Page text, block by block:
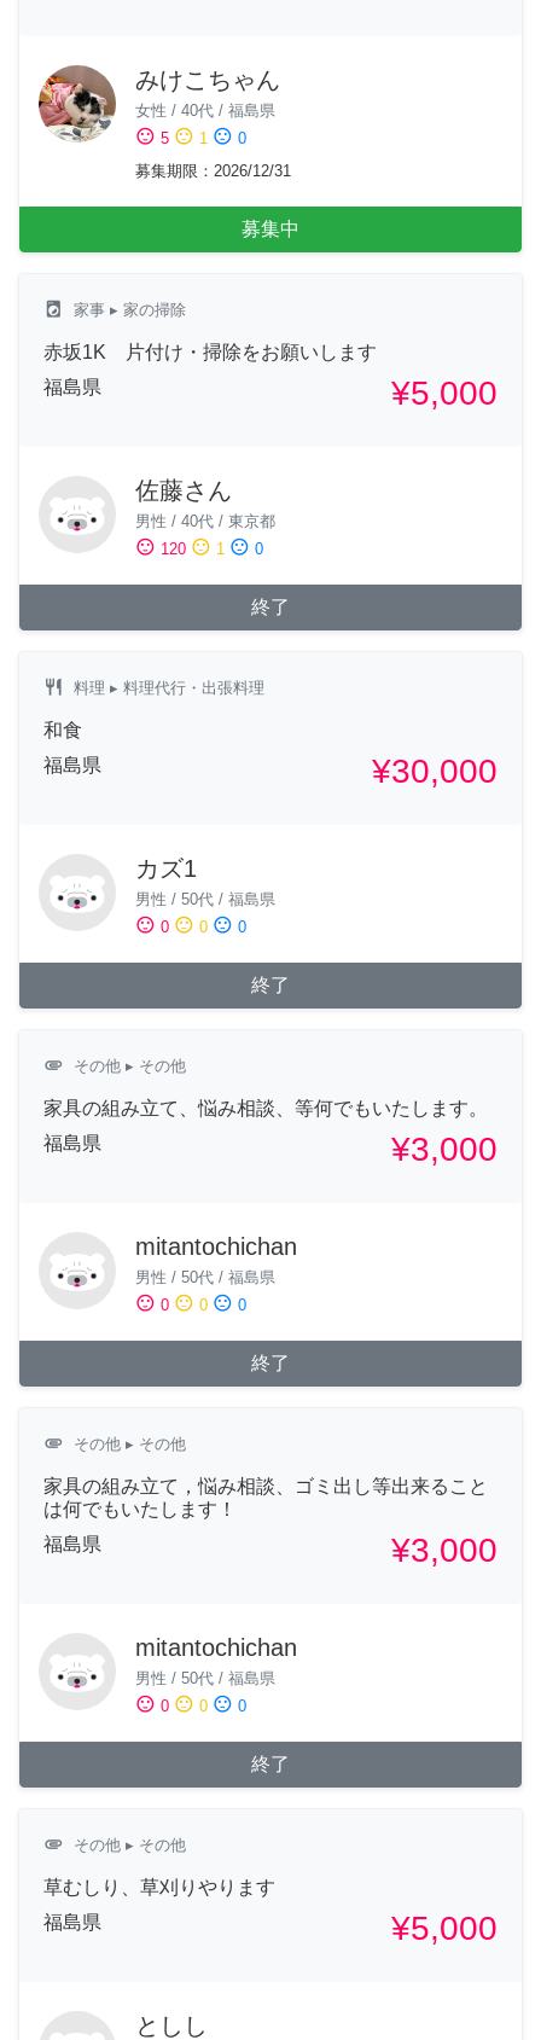
みけこちゃん
女性 / 40代 / 福島県
sentiment_satisfied 5 sentiment_neutral 1 sentiment_dissatisfied 0
募集期限 ： 2026/12/31
募集中
local_laundry_service 家事 ▸ 家の掃除
赤坂1K 片付け・掃除をお願いします
福島県
¥5,000
佐藤さん
男性 / 40代 / 東京都
sentiment_satisfied 120 sentiment_neutral 1 sentiment_dissatisfied 0
終了
restaurant 料理 ▸ 料理代行・出張料理
和食
福島県
¥30,000
カズ1
男性 / 50代 / 福島県
sentiment_satisfied 0 sentiment_neutral 0 sentiment_dissatisfied 0
終了
attachment その他 ▸ その他
家具の組み立て、悩み相談、等何でもいたします。
福島県
¥3,000
mitantochichan
男性 / 50代 / 福島県
sentiment_satisfied 0 sentiment_neutral 0 sentiment_dissatisfied 0
終了
attachment その他 ▸ その他
家具の組み立て，悩み相談、ゴミ出し等出来ること
は何でもいたします！
福島県
¥3,000
mitantochichan
男性 / 50代 / 福島県
sentiment_satisfied 0 sentiment_neutral 0 sentiment_dissatisfied 0
終了
attachment その他 ▸ その他
草むしり、草刈りやります
福島県
¥5,000
としし